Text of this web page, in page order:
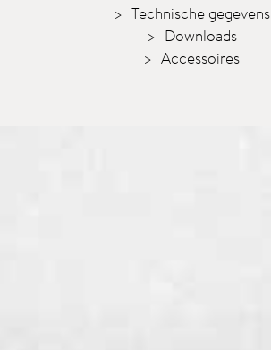
Technische gegevens
Downloads
Accessoires